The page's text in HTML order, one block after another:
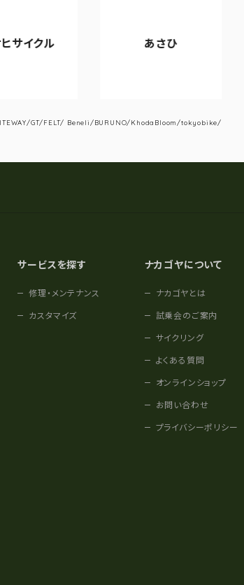
GT/FELT/ Beneli/BURUNO/KhodaBloom/tokyobike/
サービスを探す
修理・メンテナンス
カスタマイズ
ナカゴヤについて
ナカゴヤとは
試乗会のご案内
サイクリング
よくある質問
オンラインショップ
お問い合わせ
プライバシーポリシー